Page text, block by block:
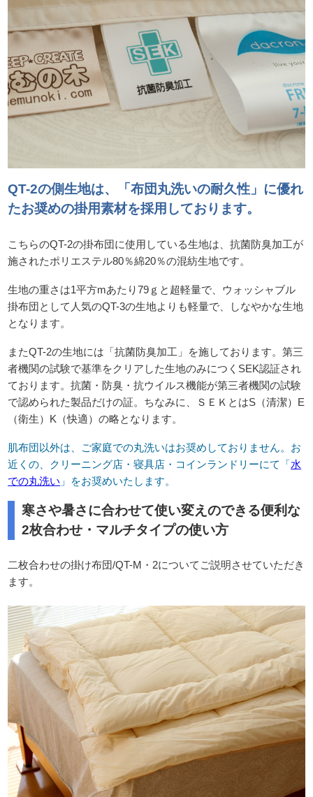
QT-2の側生地は、「布団丸洗いの耐久性」に優れ
たお奨めの掛用素材を採用しております。
こちらのQT-2の掛布団に使用している生地は、抗菌防臭加工が
施されたポリエステル80％綿20％の混紡生地です。
生地の重さは1平方mあたり79ｇと超軽量で、ウォッシャブル
掛布団として人気のQT-3の生地よりも軽量で、しなやかな生地
となります。
またQT-2の生地には「抗菌防臭加工」を施しております。第三
者機関の試験で基準をクリアした生地のみにつくSEK認証され
ております。抗菌・防臭・抗ウイルス機能が第三者機関の試験
で認められた製品だけの証。ちなみに、ＳＥＫとはS（清潔）E
（衛生）K（快適）の略となります。
肌布団以外は、ご家庭での丸洗いはお奨めしておりません。お
近くの、クリーニング店・寝具店・コインランドリーにて「水
での丸洗い 」をお奨めいたします。
寒さや暑さに合わせて使い変えのできる便利な
2枚合わせ・マルチタイプの使い方
二枚合わせの掛け布団/QT-M・2についてご説明させていただき
ます。